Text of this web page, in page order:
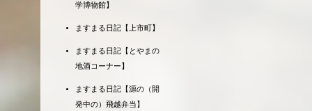
学博物館】
ますまる日記【上市町】
ますまる日記【とやまの
地酒コーナー】
ますまる日記【源の（開
発中の）飛越弁当】